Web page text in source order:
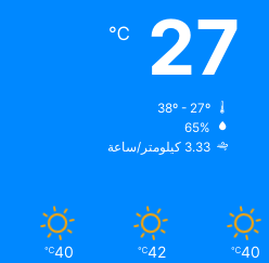
27
℃
65%
3.33 كيلومتر/ساعة
40
℃
42
℃
40
℃